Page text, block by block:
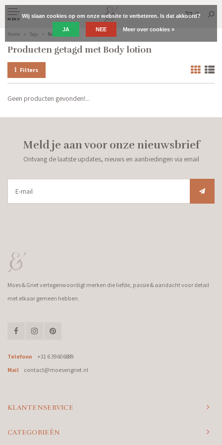
MENU
0
Home Tags Body lotion
Producten getagd met Body lotion
Filters
Geen producten gevonden!...
Meld je aan voor onze nieuwsbrief
Ontvang de laatste updates, nieuws en aanbiedingen via email
Moes & Griet vertegenwoordigt merken die liefde, passie & aandacht voor detail
met elkaar gemeen hebben.
Telefoon
+31 6 39606889
Mail
contact@moesengriet.nl
KLANTENSERVICE
CATEGORIEËN
Wij slaan cookies op om onze website te verbeteren. Is dat akkoord?
JA NEE Meer over cookies »